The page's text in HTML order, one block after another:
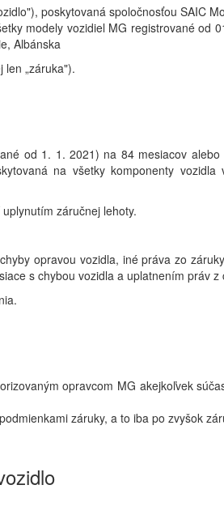
poskytovaná spoločnosťou SAIC
modely vozidiel MG registrované
Albánska
len „záruka").
od 1. 1. 2021) na 84 mesiacov
na všetky komponenty
záručnej lehoty.
opravou vozidla, iné práva zo
s chybou vozidla a uplatnením práv z
opravcom MG akejkoľvek
záruky, a to iba po zvyšok